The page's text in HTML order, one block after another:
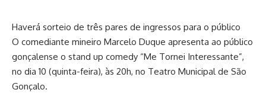
Haverá sorteio de três pares de ingressos para o público
O comediante mineiro Marcelo Duque apresenta ao público
gonçalense o stand up comedy “Me Tornei Interessante”,
no dia 10 (quinta-feira), às 20h, no Teatro Municipal de São
Gonçalo.